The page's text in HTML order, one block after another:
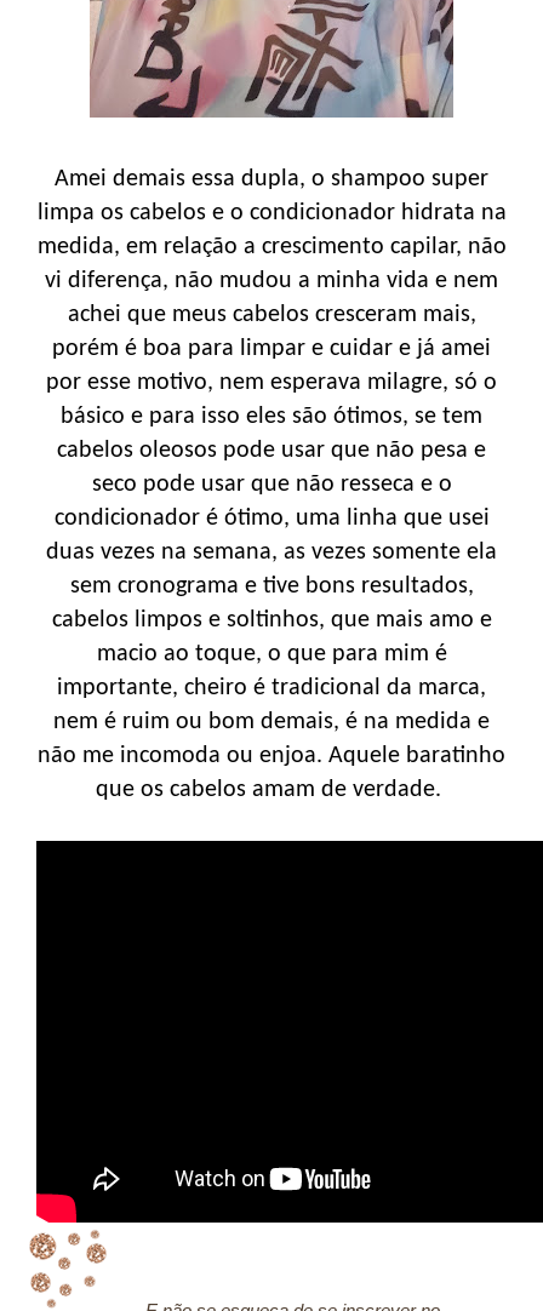
Amei demais essa dupla, o shampoo super
limpa os cabelos e o condicionador hidrata na
medida, em relação a crescimento capilar, não
vi diferença, não mudou a minha vida e nem
achei que meus cabelos cresceram mais,
porém é boa para limpar e cuidar e já amei
por esse motivo, nem esperava milagre, só o
básico e para isso eles são ótimos, se tem
cabelos oleosos pode usar que não pesa e
seco pode usar que não resseca e o
condicionador é ótimo, uma linha que usei
duas vezes na semana, as vezes somente ela
sem cronograma e tive bons resultados,
cabelos limpos e soltinhos, que mais amo e
macio ao toque, o que para mim é
importante, cheiro é tradicional da marca,
nem é ruim ou bom demais, é na medida e
não me incomoda ou enjoa. Aquele baratinho
que os cabelos amam de verdade.